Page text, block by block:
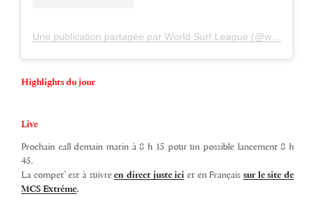
Une publication partagée par World Surf League (@wsl)
Highlights du jour
Live
Prochain call demain matin à 8 h 15 pour un possible lancement 8 h
45.
La compet’ est à suivreen direct juste ici et en Françaissur le site de
MCS Extrême.